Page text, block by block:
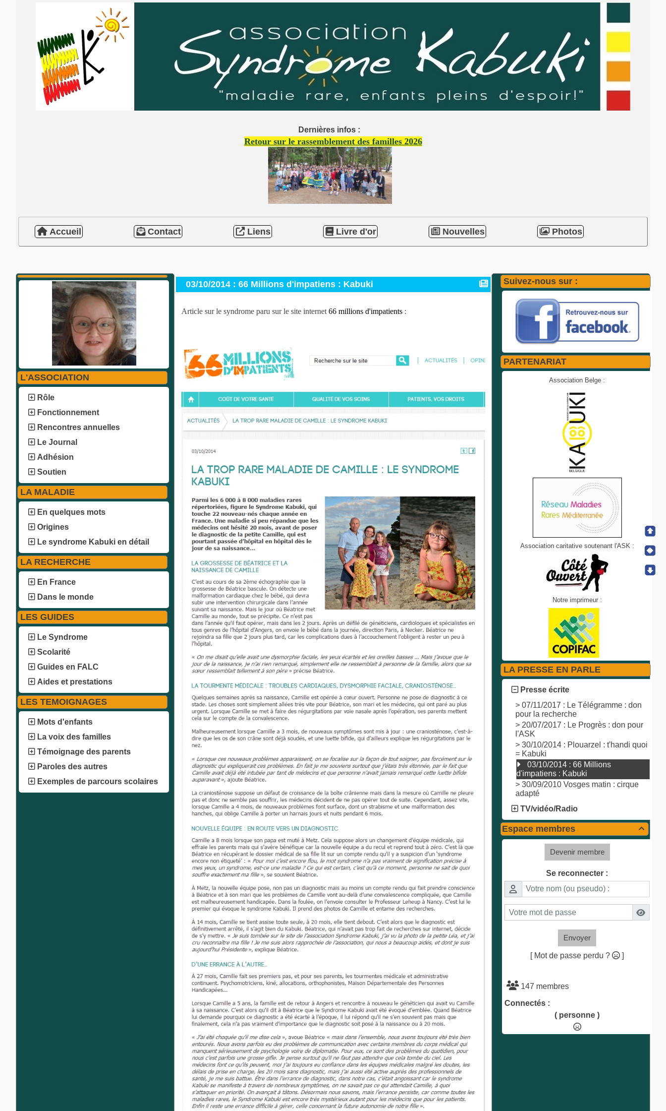
Dernières infos :
Retour sur le rassemblement des familles 2026
Accueil Contact Liens Livre d'or Nouvelles Photos
L'ASSOCIATION
Rôle
Fonctionnement
Rencontres annuelles
Le Journal
Adhésion
Soutien
LA MALADIE
En quelques mots
Origines
Le syndrome Kabuki en détail
LA RECHERCHE
En France
Dans le monde
LES GUIDES
Le Syndrome
Scolarité
Guides en FALC
Aides et prestations
LES TEMOIGNAGES
Mots d'enfants
La voix des familles
Témoignage des parents
Paroles des autres
Exemples de parcours scolaires
03/10/2014 : 66 Millions d'impatiens : Kabuki
Article sur le syndrome paru sur le site internet66 millions d'impatients:
Suivez-nous sur :
PARTENARIAT
Association Belge :
Association caritative soutenant l'ASK :
Notre imprimeur :
LA PRESSE EN PARLE
Presse écrite
> 07/11/2017 : Le Télégramme : don
pour la recherche
> 20/07/2017 : Le Progrès : don pour
l'ASK
> 30/10/2014 : Plouarzel : t'handi quoi
= Kabuki
03/10/2014 : 66 Millions
d'impatiens : Kabuki
> 30/09/2010 Vosges matin : cirque
adapté
TV/vidéo/Radio

Espace membres
Devenir membre
Se reconnecter :
Envoyer
[ Mot de passe perdu ? ]
147 membres
Connectés :
( personne )